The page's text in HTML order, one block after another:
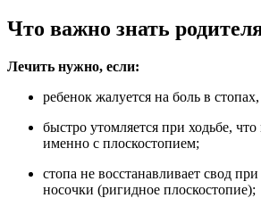
Что важно знать
Лечить нужно, если:
ребенок жалуется на боль в
быстро утомляется при ходьбе,
именно с плоскостопием;
стопа не восстанавливает свод
носочки (ригидное плоскостопие);